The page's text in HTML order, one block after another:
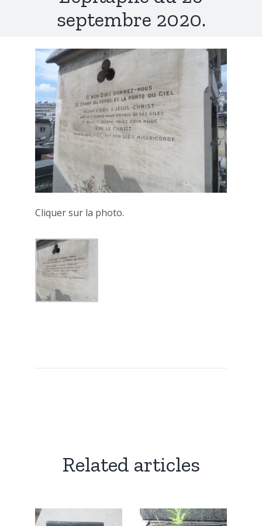
septembre 2020.
Cliquer sur la photo.
Related articles